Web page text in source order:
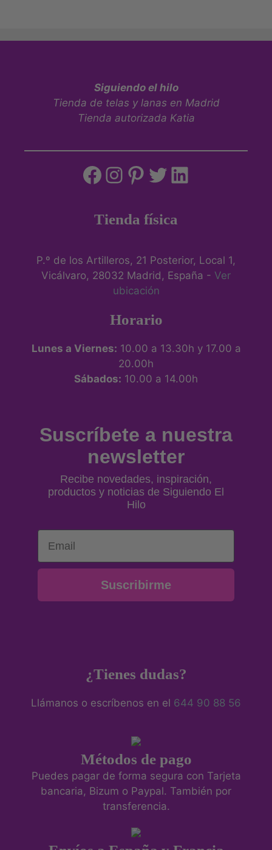
Siguiendo el hilo
Tienda de telas y lanas en Madrid
Tienda autorizada Katia
Tienda física
P.º de los Artilleros, 21 Posterior, Local 1,
Vicálvaro, 28032 Madrid, España - Ver
ubicación
Horario
Lunes a Viernes: 10.00 a 13.30h y 17.00 a
20.00h
Sábados: 10.00 a 14.00h
Suscríbete a nuestra
newsletter
Recibe novedades, inspiración,
productos y noticias de Siguiendo El
Hilo
Email
Suscribirme
¿Tienes dudas?
Llámanos o escríbenos en el 644 90 88 56
Métodos de pago
Puedes pagar de forma segura con Tarjeta
bancaria, Bizum o Paypal. También por
transferencia.